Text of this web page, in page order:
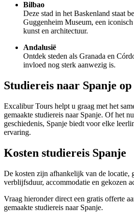
Bilbao
Deze stad in het Baskenland staat
Guggenheim Museum, een
kunst en architectuur.
Andalusië
Ontdek steden als Granada en
invloed nog sterk aanwezig is.
Studiereis naar Spanje
Excalibur Tours helpt u graag met het
gemaakte studiereis naar Spanje. Of het
geschiedenis, Spanje biedt voor elke
ervaring.
Kosten studiereis Spanje
De kosten zijn afhankelijk van de locatie,
verblijfsduur, accommodatie en gekozen
Vraag hieronder direct een gratis offerte
gemaakte studiereis naar Spanje.